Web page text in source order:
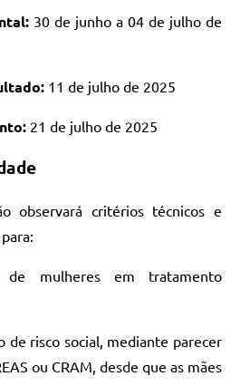
30 de junho a 04 de julho de
11 de julho de 2025
21 de julho de 2025
observará critérios técnicos e
de mulheres em tratamento
de risco social, mediante parecer
ou CRAM, desde que as mães